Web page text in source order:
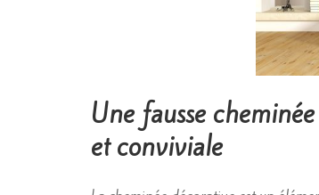
Une fausse
et conviviale